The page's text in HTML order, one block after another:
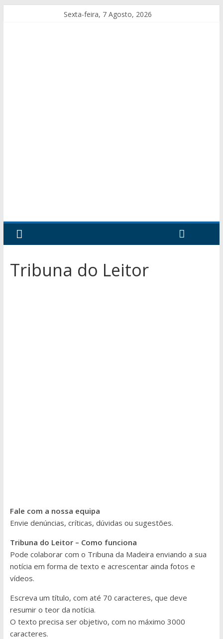
Sexta-feira, 7 Agosto, 2026
Tribuna do Leitor
Fale com a nossa equipa
Envie denúncias, críticas, dúvidas ou sugestões.
Tribuna do Leitor – Como funciona
Pode colaborar com o Tribuna da Madeira enviando a sua
notícia em forma de texto e acrescentar ainda fotos e
vídeos.
Escreva um título, com até 70 caracteres, que deve
resumir o teor da notícia.
O texto precisa ser objetivo, com no máximo 3000
caracteres.